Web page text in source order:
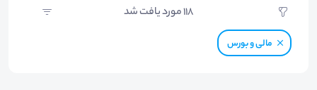
118مورد یافت شد
مالی و بورس